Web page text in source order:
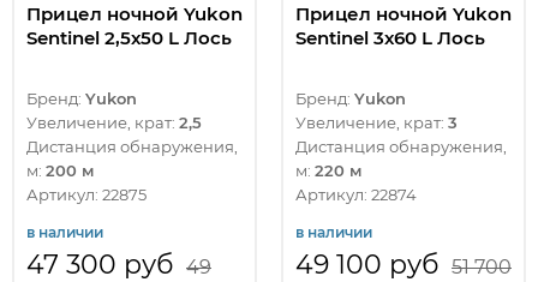
Прицел ночной Yukon
Sentinel 2,5х50 L Лось
Бренд: Yukon
Увеличение, крат: 2,5
Дистанция обнаружения,
м: 200 м
Артикул: 22875
в наличии
47 300 руб 49
Прицел ночной Yukon
Sentinel 3х60 L Лось
Бренд: Yukon
Увеличение, крат: 3
Дистанция обнаружения,
м: 220 м
Артикул: 22874
в наличии
49 100 руб 51 700